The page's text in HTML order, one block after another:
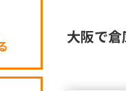
大阪で